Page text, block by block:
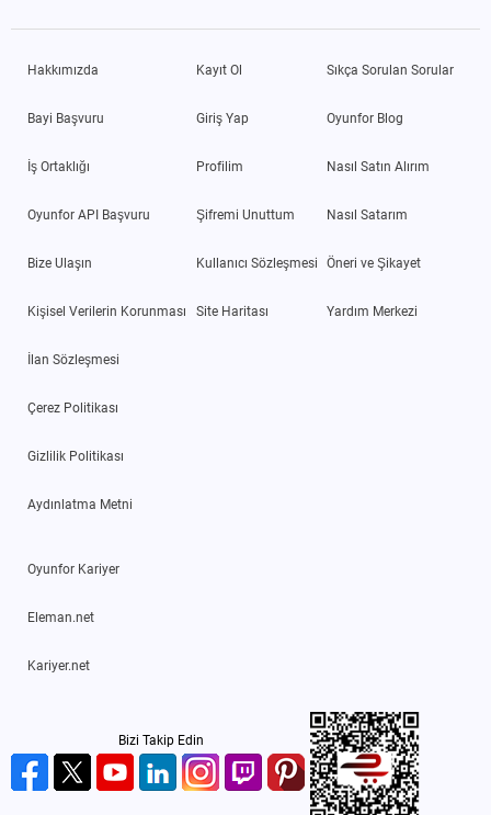
Hakkımızda
Bayi Başvuru
İş Ortaklığı
Oyunfor API Başvuru
Bize Ulaşın
Kişisel Verilerin Korunması
İlan Sözleşmesi
Çerez Politikası
Gizlilik Politikası
Aydınlatma Metni
Kayıt Ol
Giriş Yap
Profilim
Şifremi Unuttum
Kullanıcı Sözleşmesi
Site Haritası
Sıkça Sorulan Sorular
Oyunfor Blog
Nasıl Satın Alırım
Nasıl Satarım
Öneri ve Şikayet
Yardım Merkezi
Oyunfor Kariyer
Eleman.net
Kariyer.net
Bizi Takip Edin